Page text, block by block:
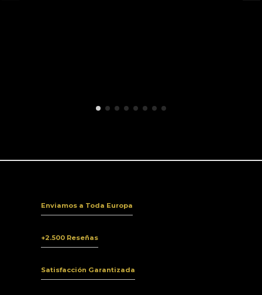
Enviamos a Toda Europa
+2.500 Reseñas
Satisfacción Garantizada